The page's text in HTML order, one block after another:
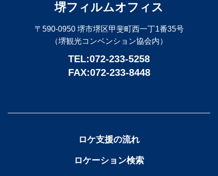
堺フィルムオフィス
〒590-0950 堺市堺区甲斐町西一丁1番35号
（堺観光コンベンション協会内）
TEL:072-233-5258
FAX:072-233-8448
ロケ支援の流れ
ロケーション検索